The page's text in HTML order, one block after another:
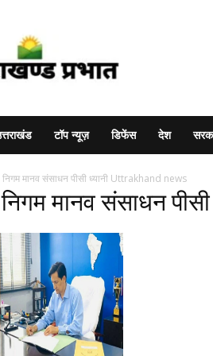
टॉप न्यूज़ डिफेंस देश
निगम मानव संसाधन पीसी ध्यानी Uttrakhand news
मानव संसाधन